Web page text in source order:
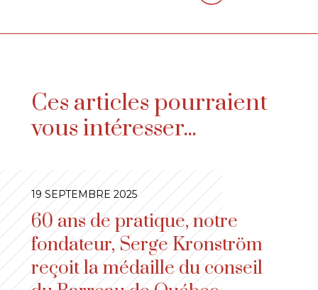
Ces articles pourraient
vous intéresser...
19 SEPTEMBRE 2025
60 ans de pratique, notre
fondateur, Serge Kronström
reçoit la médaille du conseil